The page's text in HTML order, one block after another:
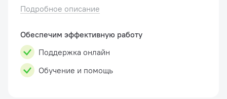
на рабочей высоте с целью ремонта или
технического обслуживания ...
Подробное описание
Обеспечим эффективную работу
Поддержка онлайн
Обучение и помощь